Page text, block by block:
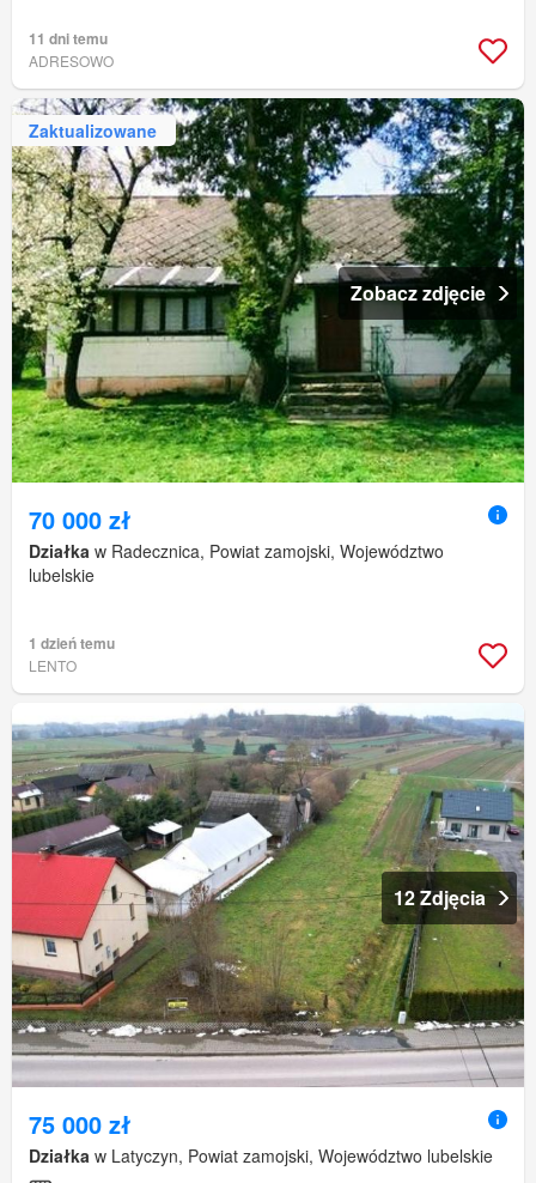
11 dni temu
ADRESOWO
Zaktualizowane
Zobacz zdjęcie
70 000 zł
Działka w Radecznica, Powiat zamojski, Województwo
lubelskie
1 dzień temu
LENTO
12 Zdjęcia
75 000 zł
Działka w Latyczyn, Powiat zamojski, Województwo lubelskie